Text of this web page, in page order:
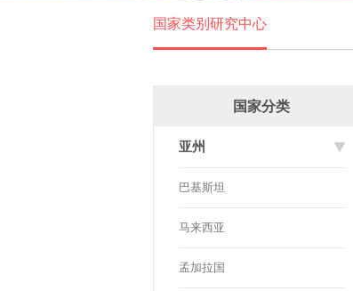
国家类别研究中心
国家分类
亚州
巴基斯坦
马来西亚
孟加拉国